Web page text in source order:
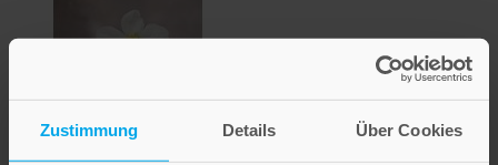
Zustimmung Details Über Cookies